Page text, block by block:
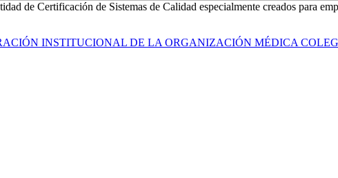
de Certificación de Sistemas de Calidad especialmente creados para
INSTITUCIONAL DE LA ORGANIZACIÓN MÉDICA